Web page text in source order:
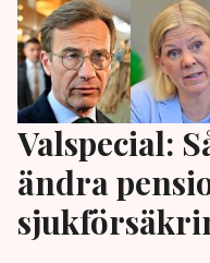
Valspecial:
ändra